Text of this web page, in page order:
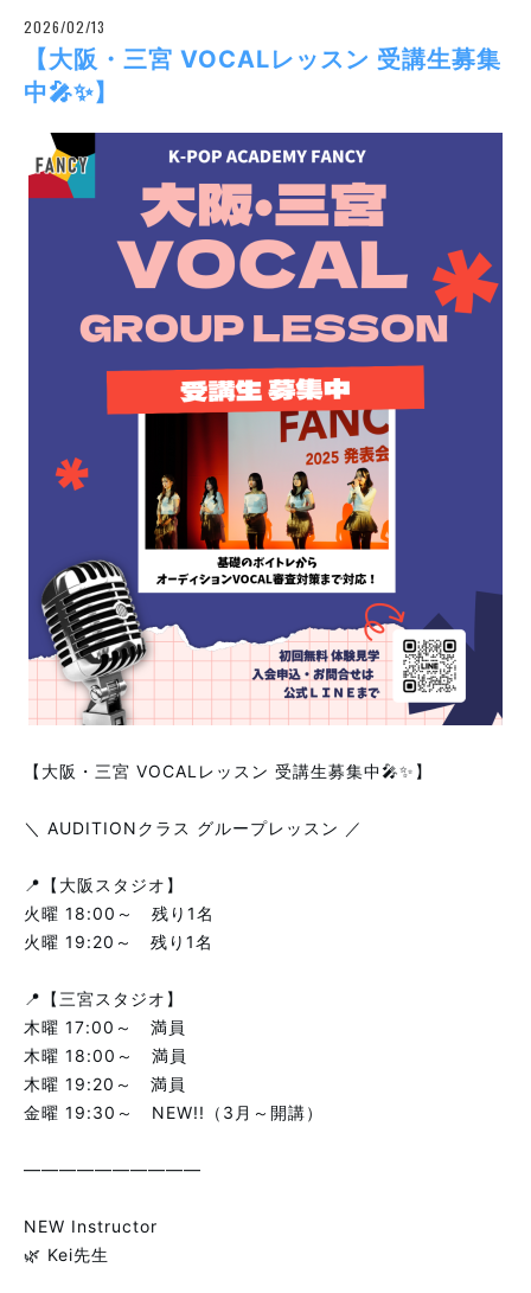
2026/02/13
【大阪・三宮 VOCALレッスン 受講生募集
中🎤✨】
【大阪・三宮 VOCALレッスン 受講生募集中🎤✨】
＼ AUDITIONクラス グループレッスン ／
📍【大阪スタジオ】
火曜 18:00～ 残り1名
火曜 19:20～ 残り1名
📍【三宮スタジオ】
木曜 17:00～ 満員
木曜 18:00～ 満員
木曜 19:20～ 満員
金曜 19:30～ NEW!!（3月～開講）
――――――――――
NEW Instructor
🌿 Kei先生